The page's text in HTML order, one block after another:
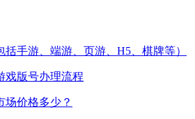
手游、端游、页游、H5、棋牌等）
戏版号办理流程
场价格多少？